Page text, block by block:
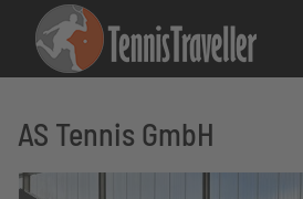
AS Tennis GmbH